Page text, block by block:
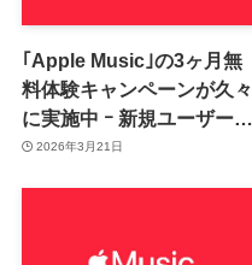
｢Apple Music｣の3ヶ月無
料体験キャンペーンが久々
に実施中 ｰ 新規ユーザーが
対象で2026年4月18日まで
2026年3月21日